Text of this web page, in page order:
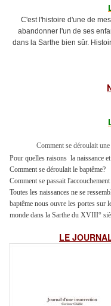
C'est l'histoire d'une de
abandonner l'un de ses
dans la Sarthe bien sûr.
Comment se déroulait
Pour quelles raisons la naissance
Comment se déroulait le baptême?
Comment se passait l'accouchement
Toutes les naissances ne se
baptême nous ouvre les portes sur
monde dans la Sarthe du XVIII°
LE